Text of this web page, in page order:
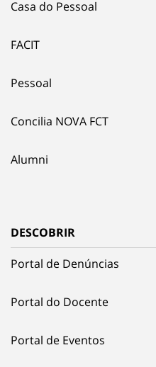
Casa do Pessoal
FACIT
Pessoal
Concilia NOVA FCT
Alumni
DESCOBRIR
Portal de Denúncias
Portal do Docente
Portal de Eventos